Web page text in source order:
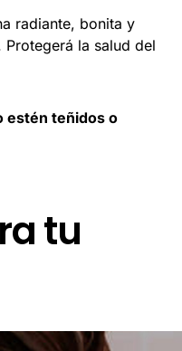
radiante, bonita y
la salud del
estén teñidos o
tu